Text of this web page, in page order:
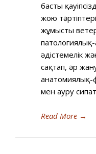
бастың
жою
жұмысты
әдістемелік
сақтап, әр
анатомиялық-
мен ауру
Read More →